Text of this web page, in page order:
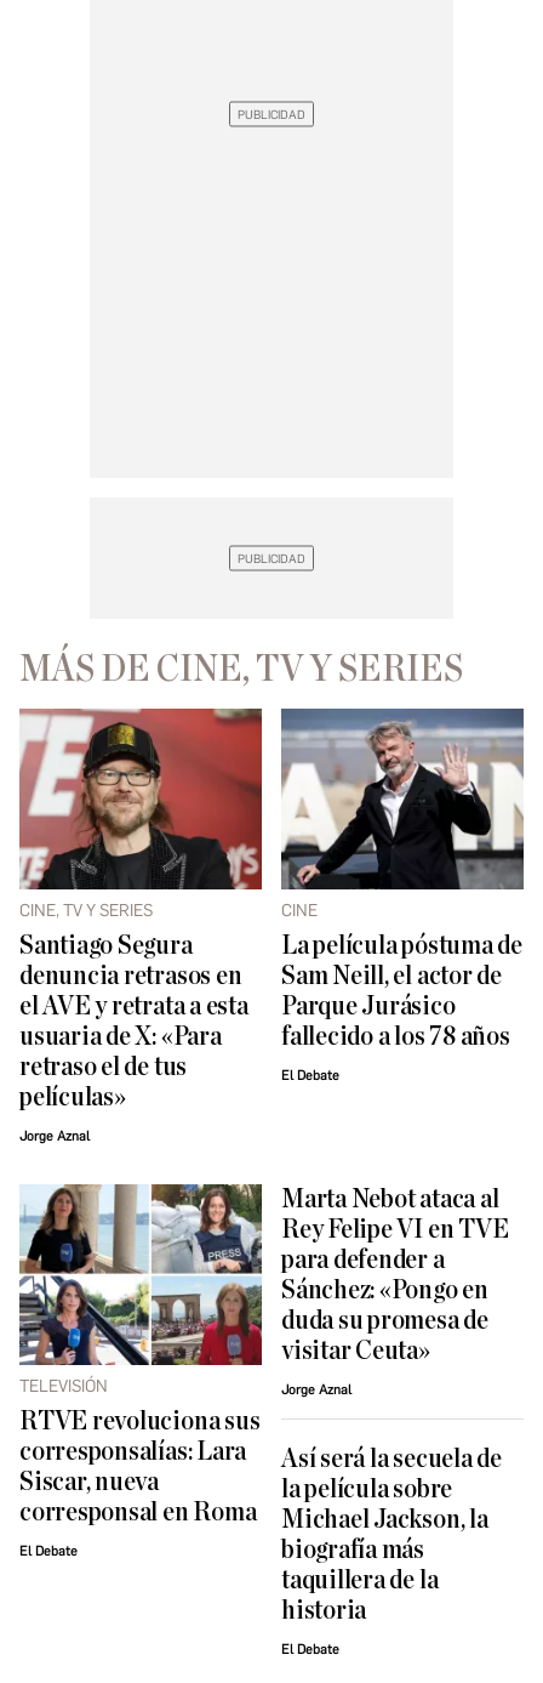
MÁS DE CINE, TV Y SERIES
CINE, TV Y SERIES
Santiago Segura
denuncia retrasos en
el AVE y retrata a esta
usuaria de X: «Para
retraso el de tus
películas»
Jorge Aznal
CINE
La película póstuma de
Sam Neill, el actor de
Parque Jurásico
fallecido a los 78 años
El Debate
TELEVISIÓN
RTVE revoluciona sus
corresponsalías: Lara
Siscar, nueva
corresponsal en Roma
El Debate
Marta Nebot ataca al
Rey Felipe VI en TVE
para defender a
Sánchez: «Pongo en
duda su promesa de
visitar Ceuta»
Jorge Aznal
Así será la secuela de
la película sobre
Michael Jackson, la
biografía más
taquillera de la
historia
El Debate